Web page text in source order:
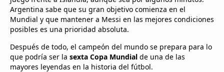
Argentina sabe que su gran objetivo comienza en el
Mundial y que mantener a Messi en las mejores condiciones
posibles es una prioridad absoluta.
Después de todo, el campeón del mundo se prepara para lo
que podría ser la sexta Copa Mundial de una de las
mayores leyendas en la historia del fútbol.